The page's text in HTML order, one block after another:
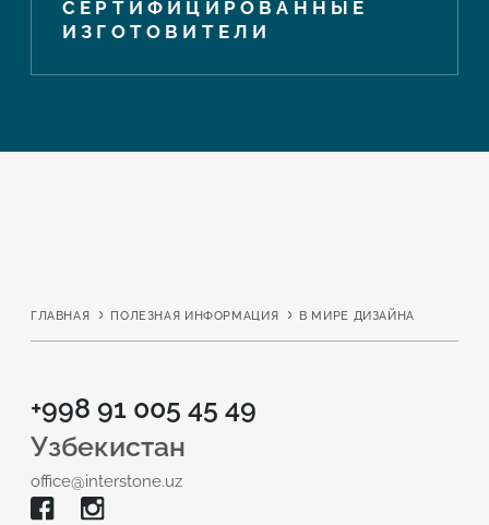
СЕРТИФИЦИРОВАННЫЕ
ИЗГОТОВИТЕЛИ
ГЛАВНАЯ ПОЛЕЗНАЯ ИНФОРМАЦИЯ В МИРЕ ДИЗАЙНА
+998 91 005 45 49
Узбекистан
office@interstone.uz